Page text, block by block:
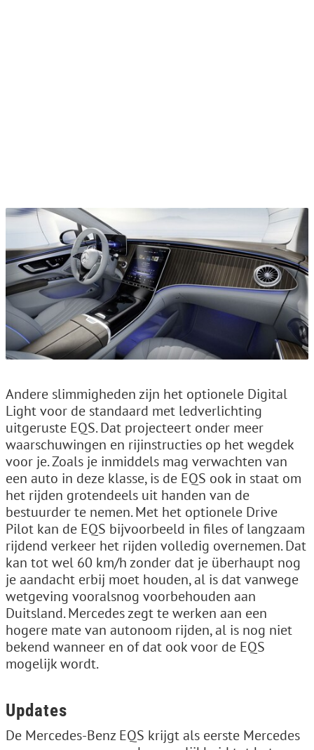
Andere slimmigheden zijn het optionele Digital
Light voor de standaard met ledverlichting
uitgeruste EQS. Dat projecteert onder meer
waarschuwingen en rijinstructies op het wegdek
voor je. Zoals je inmiddels mag verwachten van
een auto in deze klasse, is de EQS ook in staat om
het rijden grotendeels uit handen van de
bestuurder te nemen. Met het optionele Drive
Pilot kan de EQS bijvoorbeeld in files of langzaam
rijdend verkeer het rijden volledig overnemen. Dat
kan tot wel 60 km/h zonder dat je überhaupt nog
je aandacht erbij moet houden, al is dat vanwege
wetgeving vooralsnog voorbehouden aan
Duitsland. Mercedes zegt te werken aan een
hogere mate van autonoom rijden, al is nog niet
bekend wanneer en of dat ook voor de EQS
mogelijk wordt.
Updates
De Mercedes-Benz EQS krijgt als eerste Mercedes